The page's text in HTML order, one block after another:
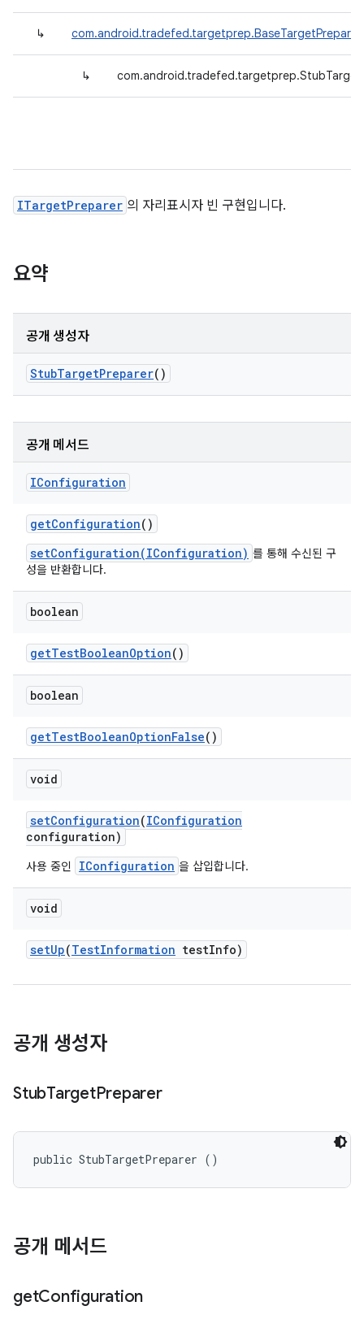
↳ com.android.tradefed.targetprep.BaseTargetPreparer
↳
ITargetPreparer 의 자리표시자 빈 구현입니다.
요약
공개 생성자
StubTargetPreparer()
공개 메서드
IConfiguration
getConfiguration()
setConfiguration(IConfiguration) 를 통해 수신된 구
성을 반환합니다.
boolean
getTestBooleanOption()
boolean
getTestBooleanOptionFalse()
void
setConfiguration(IConfiguration
configuration)
사용 중인 IConfiguration 을 삽입합니다.
void
setUp(TestInformation testInfo)
공개 생성자
StubTargetPreparer
public StubTargetPreparer ()
공개 메서드
getConfiguration